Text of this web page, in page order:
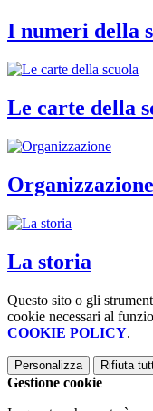
I numeri della
Le carte della
Organizzazione
La storia
Questo sito o gli
cookie necessari al
COOKIE POLICY.
Personalizza Rifiuta
Gestione cookie